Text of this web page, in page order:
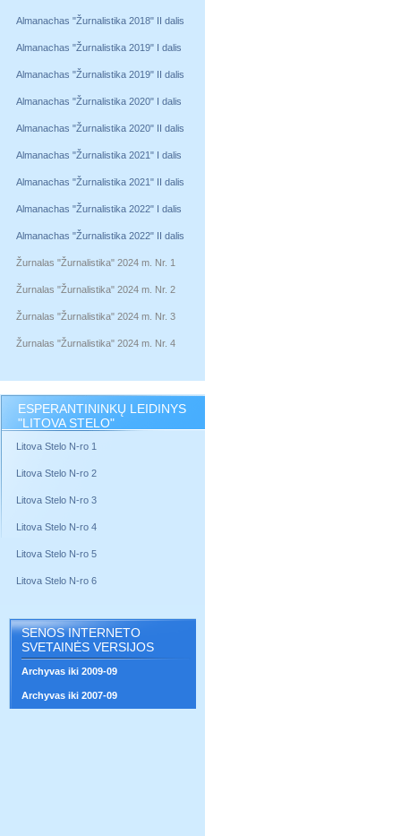
Almanachas "Žurnalistika 2018" II dalis
Almanachas "Žurnalistika 2019" I dalis
Almanachas "Žurnalistika 2019" II dalis
Almanachas "Žurnalistika 2020" I dalis
Almanachas "Žurnalistika 2020" II dalis
Almanachas "Žurnalistika 2021" I dalis
Almanachas "Žurnalistika 2021" II dalis
Almanachas "Žurnalistika 2022" I dalis
Almanachas "Žurnalistika 2022" II dalis
Žurnalas "Žurnalistika" 2024 m. Nr. 1
Žurnalas "Žurnalistika" 2024 m. Nr. 2
Žurnalas "Žurnalistika" 2024 m. Nr. 3
Žurnalas "Žurnalistika" 2024 m. Nr. 4
ESPERANTININKŲ LEIDINYS
"LITOVA STELO"
Litova Stelo N-ro 1
Litova Stelo N-ro 2
Litova Stelo N-ro 3
Litova Stelo N-ro 4
Litova Stelo N-ro 5
Litova Stelo N-ro 6
SENOS INTERNETO
SVETAINĖS VERSIJOS
Archyvas iki 2009-09
Archyvas iki 2007-09